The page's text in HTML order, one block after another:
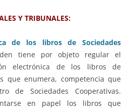
Y TRIBUNALES:
de los libros de Sociedades
tiene por objeto regular el
electrónica de los libros de
que enumera, competencia que
de Sociedades Cooperativas.
en papel los libros que